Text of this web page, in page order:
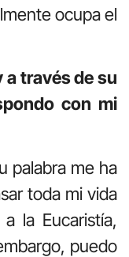
ocupa el
a través de su
con mi
palabra me ha
toda mi vida
la Eucaristía,
puedo